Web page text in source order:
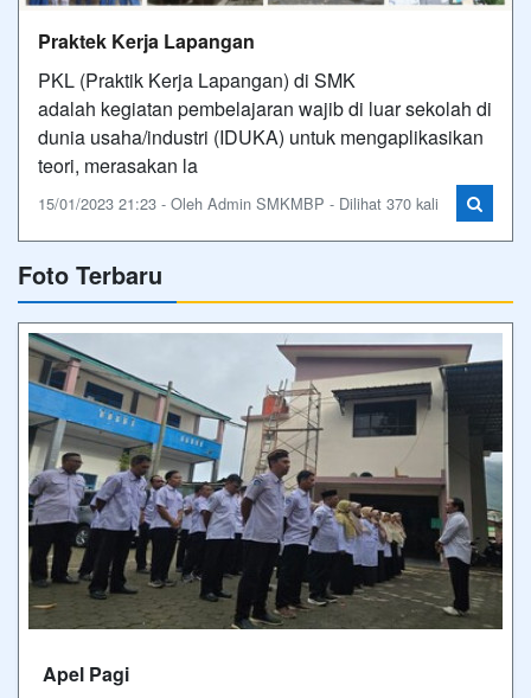
Praktek Kerja Lapangan
PKL (Praktik Kerja Lapangan) di SMK
adalah kegiatan pembelajaran wajib di luar sekolah di
dunia usaha/industri (IDUKA) untuk mengaplikasikan
teori, merasakan la
15/01/2023 21:23 - Oleh Admin SMKMBP - Dilihat 370 kali
Foto Terbaru
Apel Pagi